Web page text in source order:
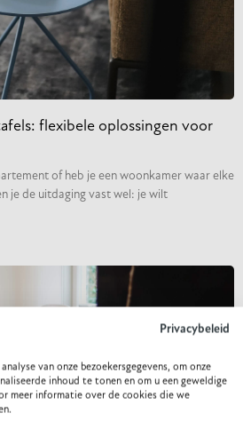
flexibele oplossingen voor
of heb je een woonkamer waar elke
je de uitdaging vast wel: je wilt
Privacybeleid
van onze bezoekersgegevens, om onze
inhoud te tonen en om u een geweldige
meer informatie over de cookies die we